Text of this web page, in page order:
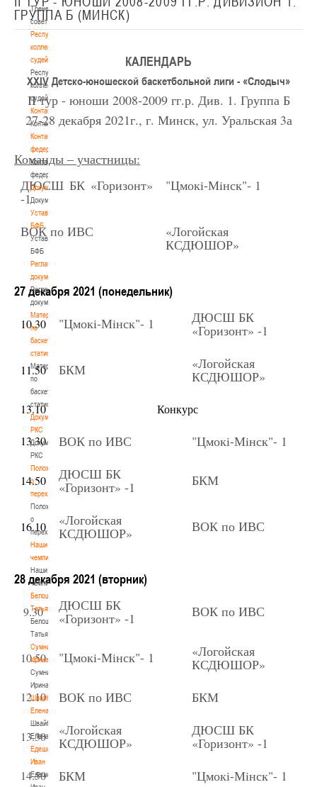
Тренерский
совет
Республиканская
коллегия
судей
Республиканская
коллегия
судей
Контакты
Контакты
Контакты
федерации
Контакты
федерации
Документы
Документы
Устав
БФБ
Устав
БФБ
Регламентирующие
документы
Регламентирующие
документы
Материалы
по
баскетбольной
статистике
Материалы
по
баскетбольной
статистике
Документы
РКС
Документы
РКС
Положение
о
переходах
Положение
о
переходах
Наши
чемпионы
Наши
чемпионы
Белошапко
Татьяна
Белошапко
Татьяна
Сумникова
Ирина
Сумникова
Ирина
Швайбович
Елена
Швайбович
Елена
Едешко
Иван
Едешко
ГРУППА Б (МИНСК)
КАЛЕНДАРЬ
XXIV Детско-юношеской баскетбольной лиги - «Слодыч»
IIтур - юноши 2008-2009 гг.р. Див. 1. Группа Б
27-28 декабря 2021г., г. Минск, ул. Уральская 3а
Команды – участницы:
ДЮСШ БК «Горизонт»
-1
"Цмокi-Мiнск"- 1
ВОК по ИВС «Логойская
КСДЮШОР»
БКМ
27 декабря 2021 (понедельник)
10.30 "Цмокi-Мiнск"- 1 ДЮСШ БК
«Горизонт» -1
11.50 БКМ «Логойская
КСДЮШОР»
13.10 Конкурс
13.30 ВОК по ИВС "Цмокi-Мiнск"- 1
14.50 ДЮСШ БК
«Горизонт» -1 БКМ
16.10 «Логойская
КСДЮШОР» ВОК по ИВС
28 декабря 2021 (вторник)
9.30 ДЮСШ БК
«Горизонт» -1 ВОК по ИВС
10.50 "Цмокi-Мiнск"- 1 «Логойская
КСДЮШОР»
12.10 ВОК по ИВС БКМ
13.30 «Логойская
КСДЮШОР»
ДЮСШ БК
«Горизонт» -1
14.50 БКМ "Цмокi-Мiнск"- 1